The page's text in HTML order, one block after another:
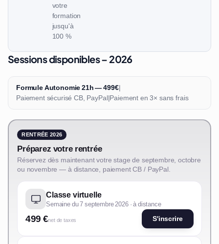
votre
formation
jusqu'à
100 %
Sessions disponibles – 2026
Formule Autonomie 21h — 499€|
Paiement sécurisé CB, PayPal|Paiement en 3× sans frais
RENTRÉE 2026
Préparez votre rentrée
Réservez dès maintenant votre stage de septembre, octobre
ou novembre — à distance, paiement CB / PayPal.
Classe virtuelle
Semaine du 7 septembre 2026 · à distance
499 €net de taxes S'inscrire